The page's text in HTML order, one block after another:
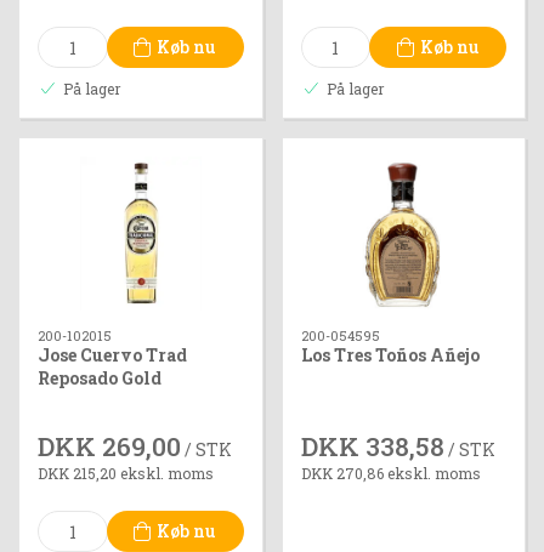
Køb nu
På lager
Køb nu
På lager
200-102015
Jose Cuervo Trad
Reposado Gold
DKK 269,00 / STK
DKK 215,20 ekskl. moms
Køb nu
200-054595
Los Tres Toños Añejo
DKK 338,58 / STK
DKK 270,86 ekskl. moms